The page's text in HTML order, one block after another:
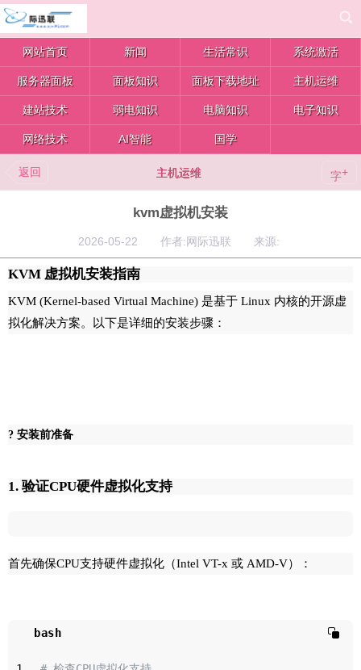
网站首页 新闻 生活常识 系统激活
服务器面板 面板知识 面板下载地址 主机运维
建站技术 弱电知识 电脑知识 电子知识
网络技术 AI智能 国学
返回 主机运维 字+
kvm虚拟机安装
2026-05-22 作者:网际迅联 来源:
KVM 虚拟机安装指南
KVM (Kernel-based Virtual Machine) 是基于 Linux 内核的开源虚
拟化解决方案。以下是详细的安装步骤：
? 安装前准备
1. 验证CPU硬件虚拟化支持
首先确保CPU支持硬件虚拟化（Intel VT-x 或 AMD-V）：
bash